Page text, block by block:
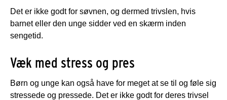
Det er ikke godt for søvnen, og dermed trivslen, hvis
barnet eller den unge sidder ved en skærm inden
sengetid.
Væk med stress og pres
Børn og unge kan også have for meget at se til og føle sig
stressede og pressede. Det er ikke godt for deres trivsel